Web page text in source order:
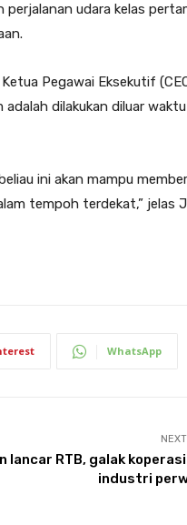
perjalanan udara kelas
Pegawai Eksekutif
dilakukan diluar waktu
ini akan mampu
tempoh terdekat,” jelas
WhatsApp
lancar RTB, galak
industri